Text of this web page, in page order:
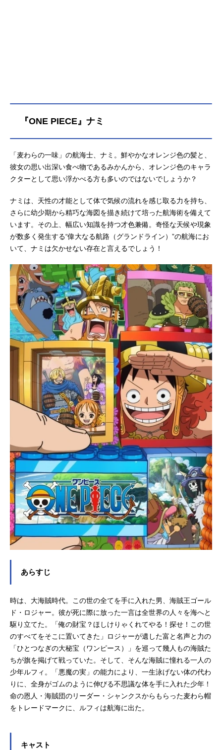
ユーハバッハ：菅生隆之
バンビエッタ・バスターバイン： 竹達彩奈
バズビー： 小野友樹
キャンディス・キャットニップ： 内山夕実
グレミィ・トゥミュー：
花江夏樹
リジェ・バロ：
日野聡
行木竜之介：
山下大輝
斑目志乃：
瀬戸麻沙美
エス・ノト：
松岡禎丞
山寺宏一
BG9：田中秀幸
ロバート・アキュトロン：土師孝也
ドリスコール・ベルチ：金光宣明
マスク・ド・マスキュリン：間宮康弘
ナナナ・ナジャークープ：前野智昭
可城丸秀朝：
羽多野渉
ベレニケ・ガブリエリ：KENN
ジェローム・ギズバット：藤原貴弘
アズギアロ・イーバーン：駒田航
リューダース・フリーゲン：濱野大輝
『ONE PIECE』ナミ
「麦わらの一味」の航海士、ナミ。鮮やかなオレンジ色の髪と、
彼女の思い出深い食べ物であるみかんから、オレンジ色のキャラ
クターとして思い浮かべる方も多いのではないでしょうか？
ナミは、天性の才能として体で気候の流れを感じ取る力を持ち、
さらに幼少期から精巧な海図を描き続けて培った航海術を備えて
います。その上、幅広い知識を持つ才色兼備。奇怪な天候や現象
が数多く発生する“偉大なる航路（グランドライン）”の航海にお
いて、ナミは欠かせない存在と言えるでしょう！
あらすじ
時は、大海賊時代。この世の全てを手に入れた男、海賊王ゴール
ド・ロジャー。彼が死に際に放った一言は全世界の人々を海へと
駆り立てた。「俺の財宝？ほしけりゃくれてやる！探せ！この世
のすべてをそこに置いてきた」ロジャーが遺した富と名声と力の
「ひとつなぎの大秘宝（ワンピース）」を巡って幾人もの海賊た
ちが旗を掲げて戦っていた。そして、そんな海賊に憧れる一人の
少年ルフィ。「悪魔の実」の能力により、一生泳げない体の代わ
りに、全身がゴムのように伸びる不思議な体を手に入れた少年！
命の恩人・海賊団のリーダー・シャンクスからもらった麦わら帽
をトレードマークに、ルフィは航海に出た。
キャスト